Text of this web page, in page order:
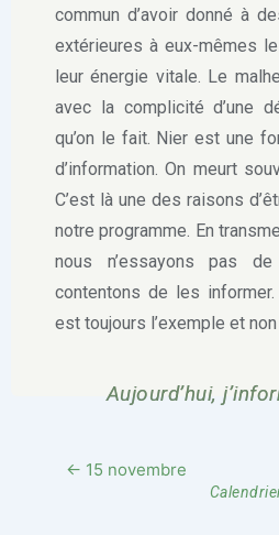
commun d’avoir donné à
extérieures à eux-mêmes
leur énergie vitale. Le
avec la complicité d’une
qu’on le fait. Nier est une
d’information. On meurt
C’est là une des raisons
notre programme. En
nous n’essayons pas
contentons de les
est toujours l’exemple et
Aujourd’hui,
← 15 novembre